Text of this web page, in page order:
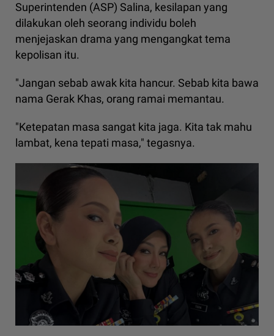
Superintenden (ASP) Salina, kesilapan yang
dilakukan oleh seorang individu boleh
menjejaskan drama yang mengangkat tema
kepolisan itu.
"Jangan sebab awak kita hancur. Sebab kita bawa
nama Gerak Khas, orang ramai memantau.
"Ketepatan masa sangat kita jaga. Kita tak mahu
lambat, kena tepati masa," tegasnya.